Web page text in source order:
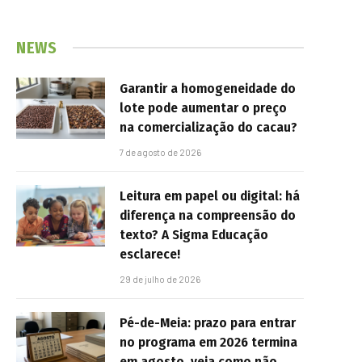
NEWS
Garantir a homogeneidade do
lote pode aumentar o preço
na comercialização do cacau?
7 de agosto de 2026
Leitura em papel ou digital: há
diferença na compreensão do
texto? A Sigma Educação
esclarece!
29 de julho de 2026
Pé-de-Meia: prazo para entrar
no programa em 2026 termina